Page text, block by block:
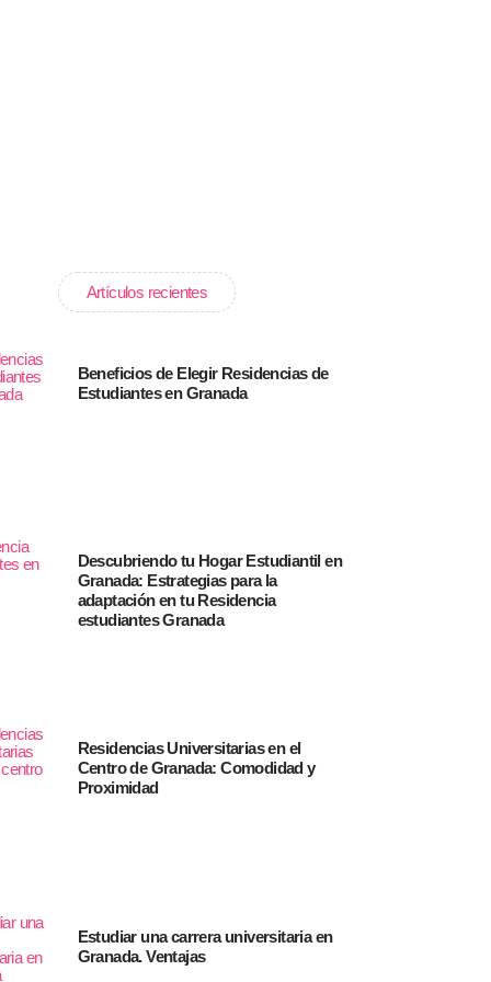
Artículos recientes
Beneficios de Elegir Residencias de
Estudiantes en Granada
Descubriendo tu Hogar Estudiantil en
Granada: Estrategias para la
adaptación en tu Residencia
estudiantes Granada
Residencias Universitarias en el
Centro de Granada: Comodidad y
Proximidad
Estudiar una carrera universitaria en
Granada. Ventajas